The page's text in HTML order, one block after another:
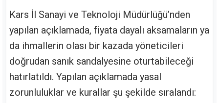
Kars İl Sanayi ve Teknoloji Müdürlüğü’nden
yapılan açıklamada, fiyata dayalı aksamaların ya
da ihmallerin olası bir kazada yöneticileri
doğrudan sanık sandalyesine oturtabileceği
hatırlatıldı. Yapılan açıklamada yasal
zorunluluklar ve kurallar şu şekilde sıralandı: